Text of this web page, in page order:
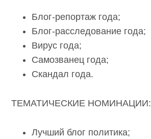
Блог-репортаж года;
Блог-расследование года;
Вирус года;
Самозванец года;
Скандал года.
ТЕМАТИЧЕСКИЕ НОМИНАЦИИ:
Лучший блог политика;